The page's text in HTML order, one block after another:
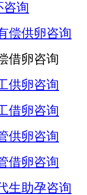
咨询
偿供卵咨询
借卵咨询
供卵咨询
借卵咨询
供卵咨询
借卵咨询
生助孕咨询